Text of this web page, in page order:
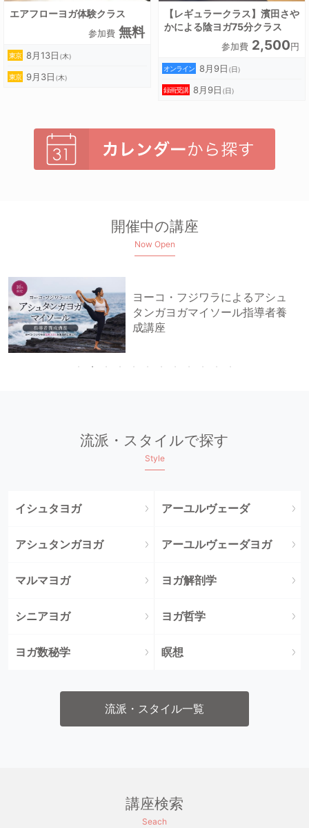
エアフローヨガ体験クラス
参加費 無料
東京 8月13日（木）
東京 9月3日（木）
【レギュラークラス】濱田さや
かによる陰ヨガ75分クラス
参加費 2,500円
オンライン 8月9日（日）
録画受講 8月9日（日）
開催中の講座
Now Open
ヨーコ・フジワラによるアシュ
タンガヨガマイソール指導者養
成講座
流派・スタイルで探す
Style
イシュタヨガ アーユルヴェーダ
アシュタンガヨガ アーユルヴェーダヨガ
マルマヨガ ヨガ解剖学
シニアヨガ ヨガ哲学
ヨガ数秘学 瞑想
流派・スタイル一覧
講座検索
Seach